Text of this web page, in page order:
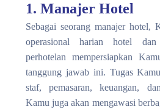
1. Manajer Hotel
Sebagai seorang manajer hotel,
operasional harian hotel
perhotelanmempersiapkan
tanggung jawab ini. Tugas
staf, pemasaran, keuangan,
Kamu juga akan mengawasi